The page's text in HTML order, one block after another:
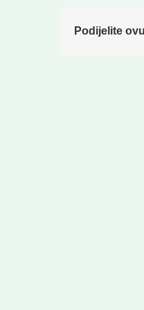
Podijelite